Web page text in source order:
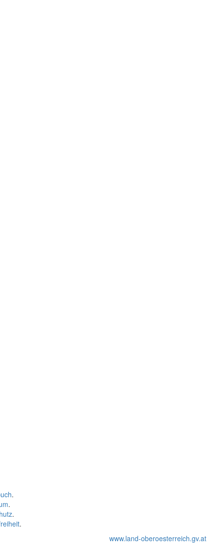
.
.
.
.
www.land-oberoesterreich.gv.at